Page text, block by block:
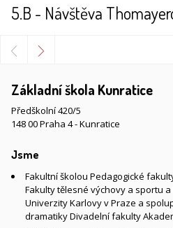
5.B - Návštěva
Základní škola Kunratice
Předškolní 420/5
148 00 Praha 4 - Kunratice
Jsme
Fakultní školou Pedagogické
Fakulty tělesné výchovy a sportu
Univerzity Karlovy v Praze a
dramatiky Divadelní fakulty